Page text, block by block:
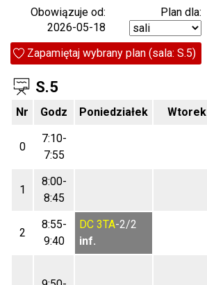
Obowiązuje od:
2026-05-18
Plan dla:
Zapamiętaj wybrany plan (sala: S.5)
S.5
Nr Godz Poniedziałek Wtorek
0
7:10-
7:55
1
8:00-
8:45
2
8:55-
9:40
DC 3TA-2/2
inf.